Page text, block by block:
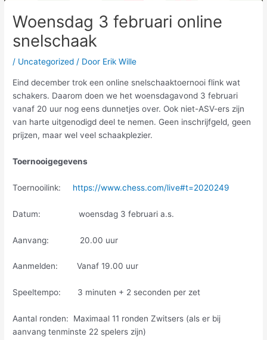
Woensdag 3 februari online
snelschaak
/ Uncategorized / Door Erik Wille
Eind december trok een online snelschaaktoernooi flink wat
schakers. Daarom doen we het woensdagavond 3 februari
vanaf 20 uur nog eens dunnetjes over. Ook niet-ASV-ers zijn
van harte uitgenodigd deel te nemen. Geen inschrijfgeld, geen
prijzen, maar wel veel schaakplezier.
Toernooigegevens
Toernooilink: https://www.chess.com/live#t=2020249
Datum: woensdag 3 februari a.s.
Aanvang: 20.00 uur
Aanmelden: Vanaf 19.00 uur
Speeltempo: 3 minuten + 2 seconden per zet
Aantal ronden: Maximaal 11 ronden Zwitsers (als er bij
aanvang tenminste 22 spelers zijn)